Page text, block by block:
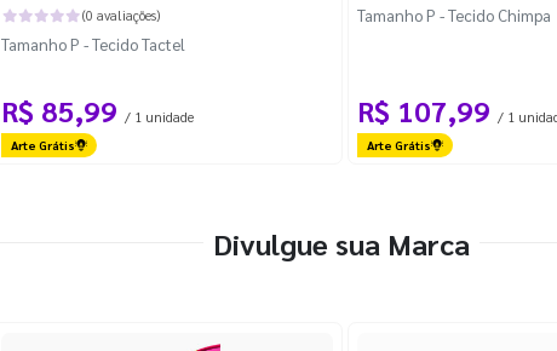
(0 avaliações)
Tamanho P - Tecido Tactel
R$ 85,99 / 1 unidade
Arte Grátis
Tamanho P - Tecido Chimpa
R$ 107,99 / 1
Arte Grátis
Divulgue sua Marca